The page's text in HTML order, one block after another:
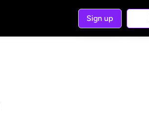
Sign up